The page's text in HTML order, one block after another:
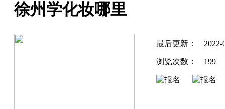
徐州学化妆哪里
最后更新： 2022-
浏览次数： 199